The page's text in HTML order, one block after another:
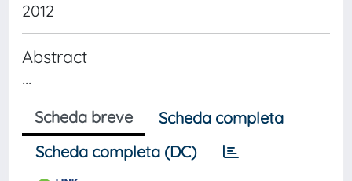
2012
Abstract
...
Scheda breve
Scheda completa
Scheda completa (DC)